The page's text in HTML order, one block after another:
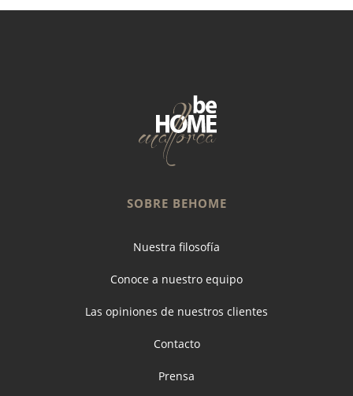
SOBRE BEHOME
Nuestra filosofía
Conoce a nuestro equipo
Las opiniones de nuestros clientes
Contacto
Prensa